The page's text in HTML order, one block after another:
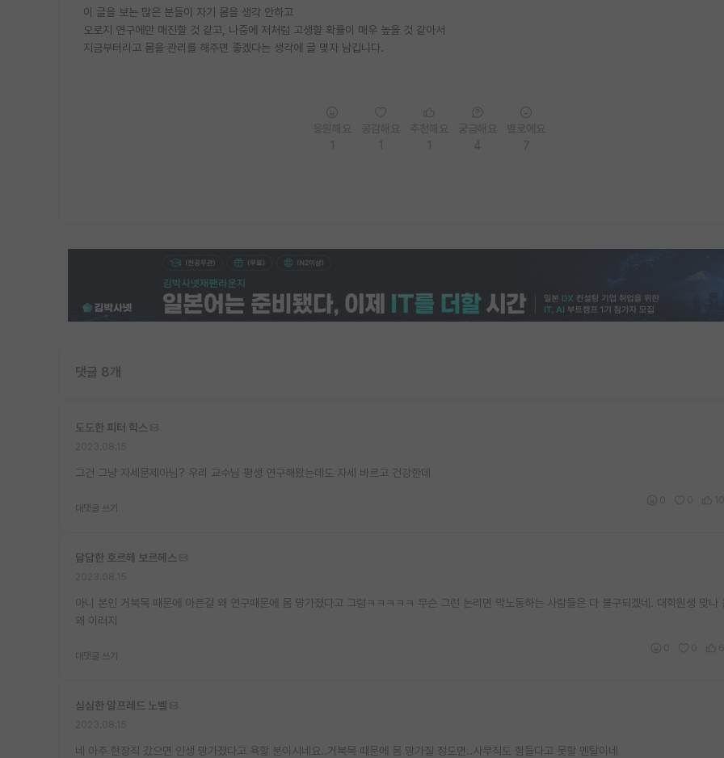
이 글을 보는 많은 분들이 자기 몸을 생각 안하고
오로지 연구에만 매진할 것 같고, 나중에 저처럼 고생할 확률이 매우 높을 것 같아서
지금부터라고 몸을 관리를 해주면 좋겠다는 생각에 글 몇자 남깁니다.
댓글 8개
도도한 피터 힉스
그건 그냥 자세문제아님? 우리 교수님 평생 연구해왔는데도 자세 바르고 건강한데
대댓글 쓰기
답답한 호르헤 보르헤스
아니 본인 거북목 때문에 아픈걸 왜 연구때문에 몸 망가졌다고 그럼ㅋㅋㅋㅋㅋ 무슨 그런 논리면 막노동하는 사람들은 다 불구되겠네. 대학원생 맞나
왜 이러지
대댓글 쓰기
심심한 알프레드 노벨
네 아주 현장직 갔으면 인생 망가졌다고 욕할 분이시네요..거북목 때문에 몸 망가질 정도면..사무직도 힘들다고 못할 멘탈이네